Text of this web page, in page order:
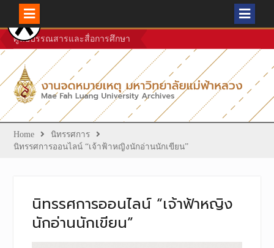
Skip
to
content
ศูนย์บรรณสารและสื่อการศึกษา
Home
นิทรรศการ
นิทรรศการออนไลน์ “เจ้าฟ้าหญิงนักอ่านนักเขียน”
นิทรรศการออนไลน์ “เจ้าฟ้าหญิง
นักอ่านนักเขียน”